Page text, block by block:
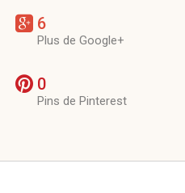
6
Plus de Google+
0
Pins de Pinterest